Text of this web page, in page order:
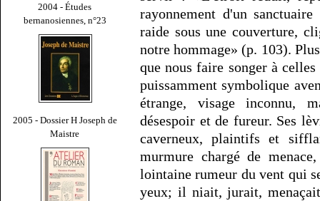
2004 - Études
bernanosiennes, n°23
2005 - Dossier H Joseph de
Maistre
rayonnement d'un
raide sous une couverture,
notre hommage» (p. 103).
que nous faire songer à
puissamment symbolique
étrange, visage inconnu,
désespoir et de fureur. Ses
caverneux, plaintifs et
murmure chargé de
lointaine rumeur du vent qui
yeux; il niait, jurait,